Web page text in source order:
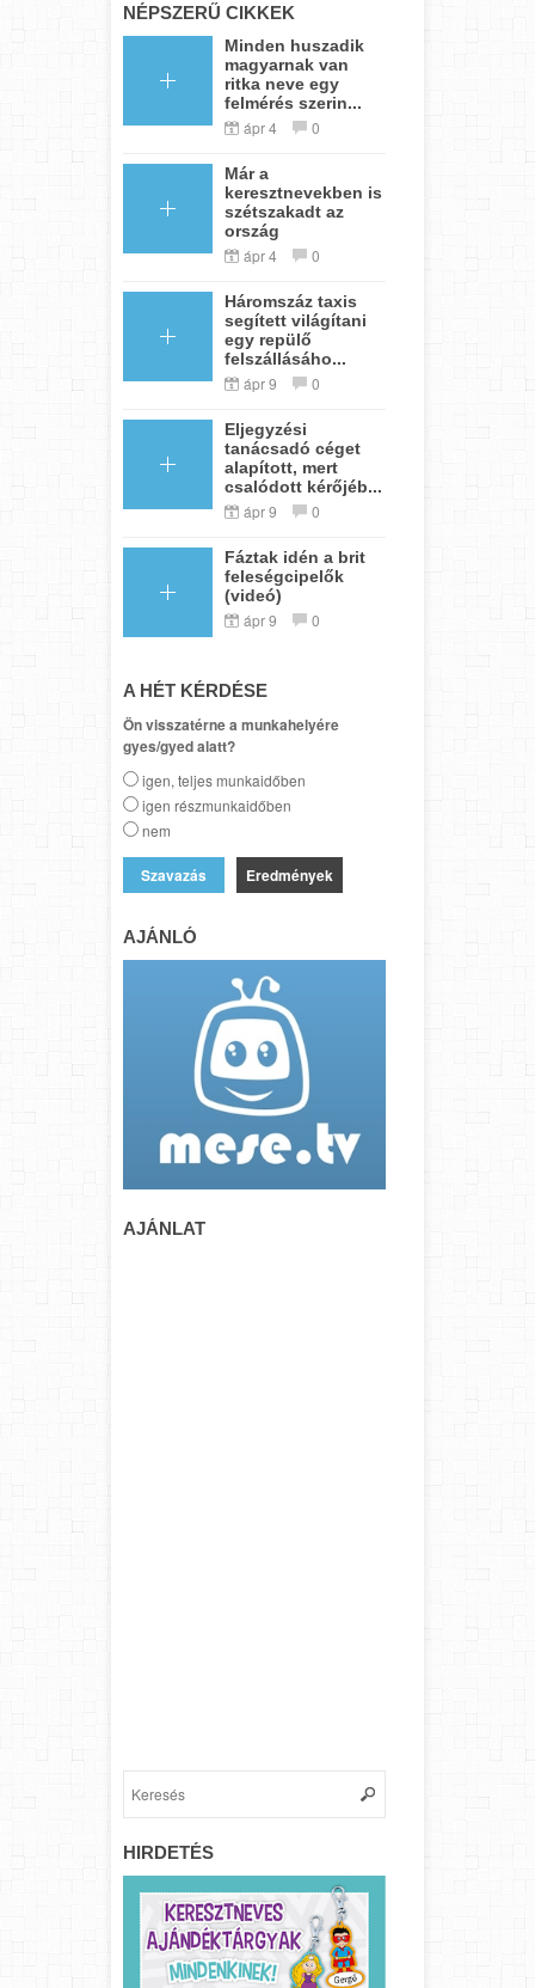
NÉPSZERŰ CIKKEK
Minden huszadik
magyarnak van
ritka neve egy
felmérés szerin...
ápr 4 0
Már a
keresztnevekben is
szétszakadt az
ország
ápr 4 0
Háromszáz taxis
segített világítani
egy repülő
felszállásáho...
ápr 9 0
Eljegyzési
tanácsadó céget
alapított, mert
csalódott kérőjéb...
ápr 9 0
Fáztak idén a brit
feleségcipelők
(videó)
ápr 9 0
A HÉT KÉRDÉSE
Ön visszatérne a munkahelyére
gyes/gyed alatt?
igen, teljes munkaidőben
igen részmunkaidőben
nem
Eredmények
AJÁNLÓ
AJÁNLAT
HIRDETÉS